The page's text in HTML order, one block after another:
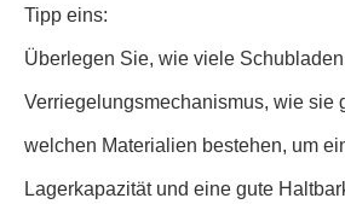
Tipp eins:
Überlegen Sie, wie viele
Verriegelungsmechanismus, wie sie
welchen Materialien bestehen, um
Lagerkapazität und eine gute